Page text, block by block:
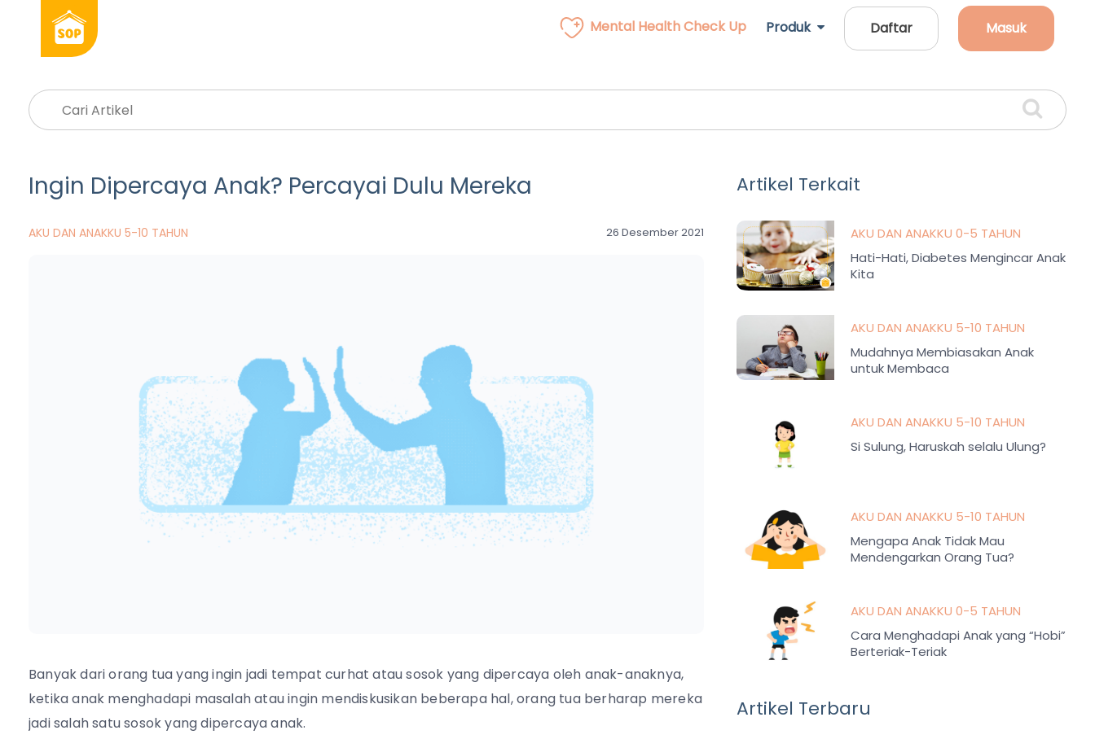
Mental Health Check Up Produk Daftar Masuk
Ingin Dipercaya Anak? Percayai Dulu Mereka
AKU DAN ANAKKU 5-10 TAHUN 26 Desember 2021
Banyak dari orang tua yang ingin jadi tempat curhat atau sosok yang dipercaya oleh anak-anaknya,
ketika anak menghadapi masalah atau ingin mendiskusikan beberapa hal, orang tua berharap mereka
jadi salah satu sosok yang dipercaya anak.
Artikel Terkait
AKU DAN ANAKKU 0-5 TAHUN
Hati-Hati, Diabetes Mengincar Anak
Kita
AKU DAN ANAKKU 5-10 TAHUN
Mudahnya Membiasakan Anak
untuk Membaca
AKU DAN ANAKKU 5-10 TAHUN
Si Sulung, Haruskah selalu Ulung?
AKU DAN ANAKKU 5-10 TAHUN
Mengapa Anak Tidak Mau
Mendengarkan Orang Tua?
AKU DAN ANAKKU 0-5 TAHUN
Cara Menghadapi Anak yang “Hobi”
Berteriak-Teriak
Artikel Terbaru